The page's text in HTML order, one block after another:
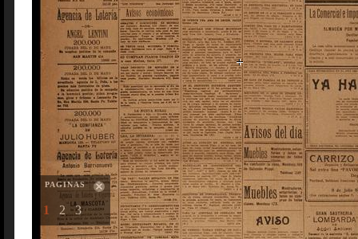
PAGINAS
1 2 3